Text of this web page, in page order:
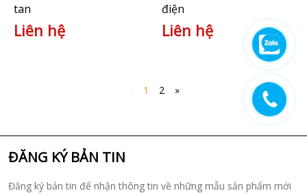
tan
Liên hệ
điện
Liên hệ
1 2 »
ĐĂNG KÝ BẢN TIN
Đăng ký bản tin để nhận thông tin về những mẫu sản phẩm mới